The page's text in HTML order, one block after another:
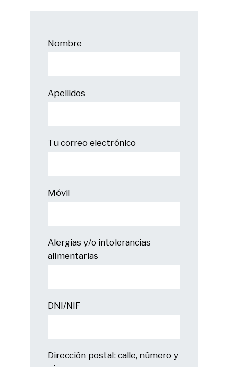
Nombre
Apellidos
Tu correo electrónico
Móvil
Alergias y/o intolerancias
alimentarias
DNI/NIF
Dirección postal: calle, número y